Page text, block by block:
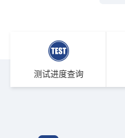
测试进度查询